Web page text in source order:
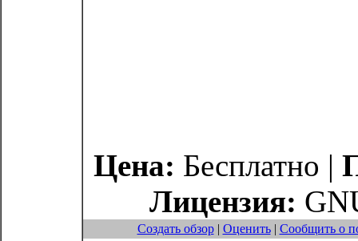
Цена: Бесплатно |
Лицензия:
Создать обзор| Оценить| Сообщить о